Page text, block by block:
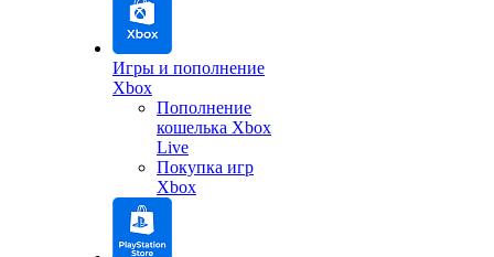
Игры и пополнение
Xbox
Пополнение
кошелька Xbox
Live
Покупка игр
Xbox